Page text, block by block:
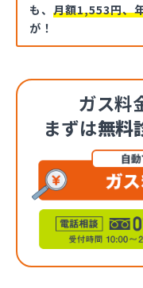
も、 月額1,553円、
が！
ガス料
まずは無料